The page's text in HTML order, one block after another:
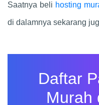
Saatnya beli hosting
di dalamnya sekarang
Daftar
Murah